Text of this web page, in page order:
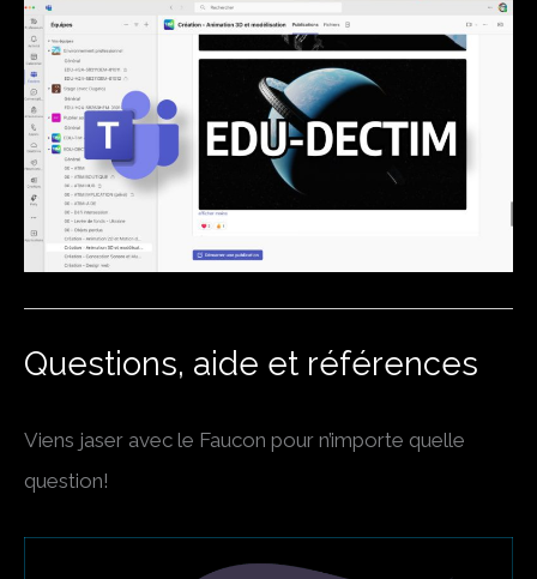
Questions, aide et références
Viens jaser avec le Faucon pour n’importe quelle
question!